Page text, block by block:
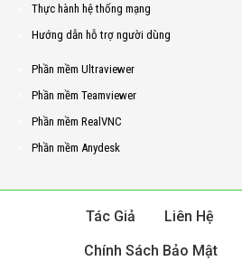
Thực hành hệ thống mạng
Hướng dẫn hỗ trợ người dùng
Phần mềm Ultraviewer
Phần mềm Teamviewer
Phần mềm RealVNC
Phần mềm Anydesk
Tác Giả Liên Hệ
Chính Sách Bảo Mật